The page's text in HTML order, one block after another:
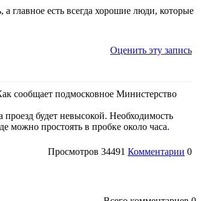
главное есть всегда хорошие люди, которые
Оценить эту запись
сообщает подмосковное Министерство
будет невысокой. Необходимость
можно простоять в пробке около часа.
Просмотров 34491 Комментарии 0